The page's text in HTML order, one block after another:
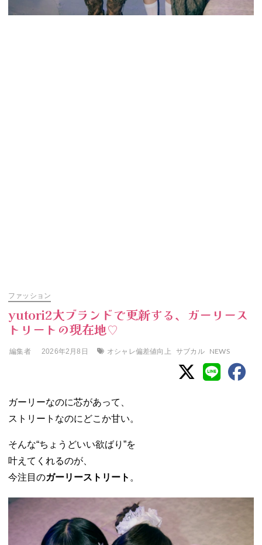
ファッション
yutori2大ブランドで更新する、ガーリース
トリートの現在地♡
編集者 2026年2月8日 オシャレ偏差値向上 サブカル NEWS
ガーリーなのに芯があって、
ストリートなのにどこか甘い。
そんな“ちょうどいい欲ばり”を
叶えてくれるのが、
今注目のガーリーストリート 。